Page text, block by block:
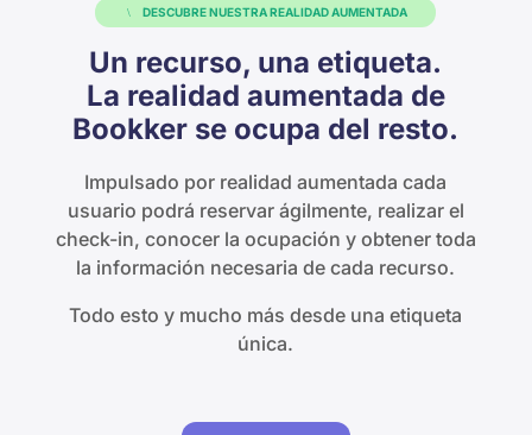
DESCUBRE NUESTRA REALIDAD AUMENTADA
Un recurso, una etiqueta.
La realidad aumentada de
Bookker se ocupa del resto.
Impulsado por realidad aumentada cada
usuario podrá reservar ágilmente, realizar el
check-in, conocer la ocupación y obtener toda
la información necesaria de cada recurso.
Todo esto y mucho más desde una etiqueta
única.​